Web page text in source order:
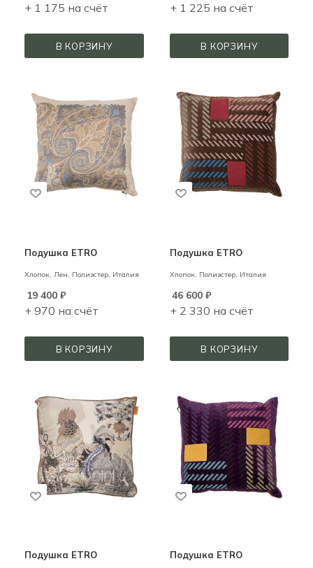
+ 1 175 на счёт
В КОРЗИНУ
+ 1 225 на счёт
В КОРЗИНУ
Подушка ETRO
Хлопок, Лен, Полиэстер, Италия
19 400 ₽
+ 970 на счёт
В КОРЗИНУ
Подушка ETRO
Хлопок, Полиэстер, Италия
46 600₽
+ 2 330 на счёт
В КОРЗИНУ
Подушка ETRO Подушка ETRO